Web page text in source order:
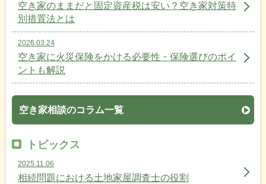
空き家のままだと固定資産税は安い？空き家対策特
別措置法とは
2026.03.24
空き家に火災保険をかける必要性・保険選びのポイ
ントも解説
空き家相談のコラム一覧
トピックス
2025.11.06
相続問題における土地家屋調査士の役割